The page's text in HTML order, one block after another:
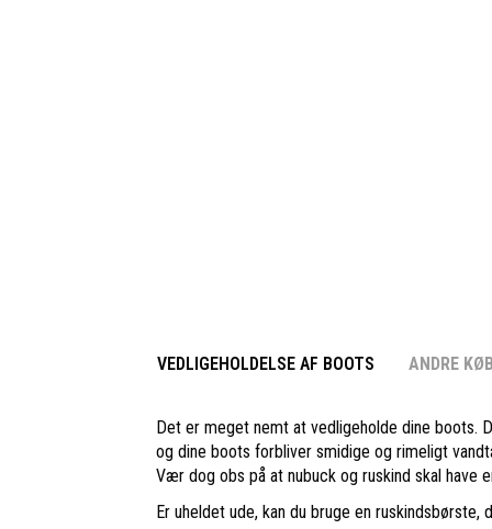
VEDLIGEHOLDELSE AF BOOTS ANDRE
Det er meget nemt at vedligeholde dine boots.
og dine boots forbliver smidige og rimeligt
Vær dog obs på at nubuck og ruskind skal have
Er uheldet ude, kan du bruge en